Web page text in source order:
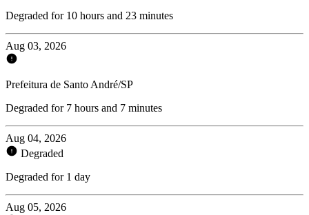
Degraded for 10 hours and 23 minutes
Aug 03, 2026
Prefeitura de Santo André/SP
Degraded for 7 hours and 7 minutes
Aug 04, 2026
Degraded
Degraded for 1 day
Aug 05, 2026